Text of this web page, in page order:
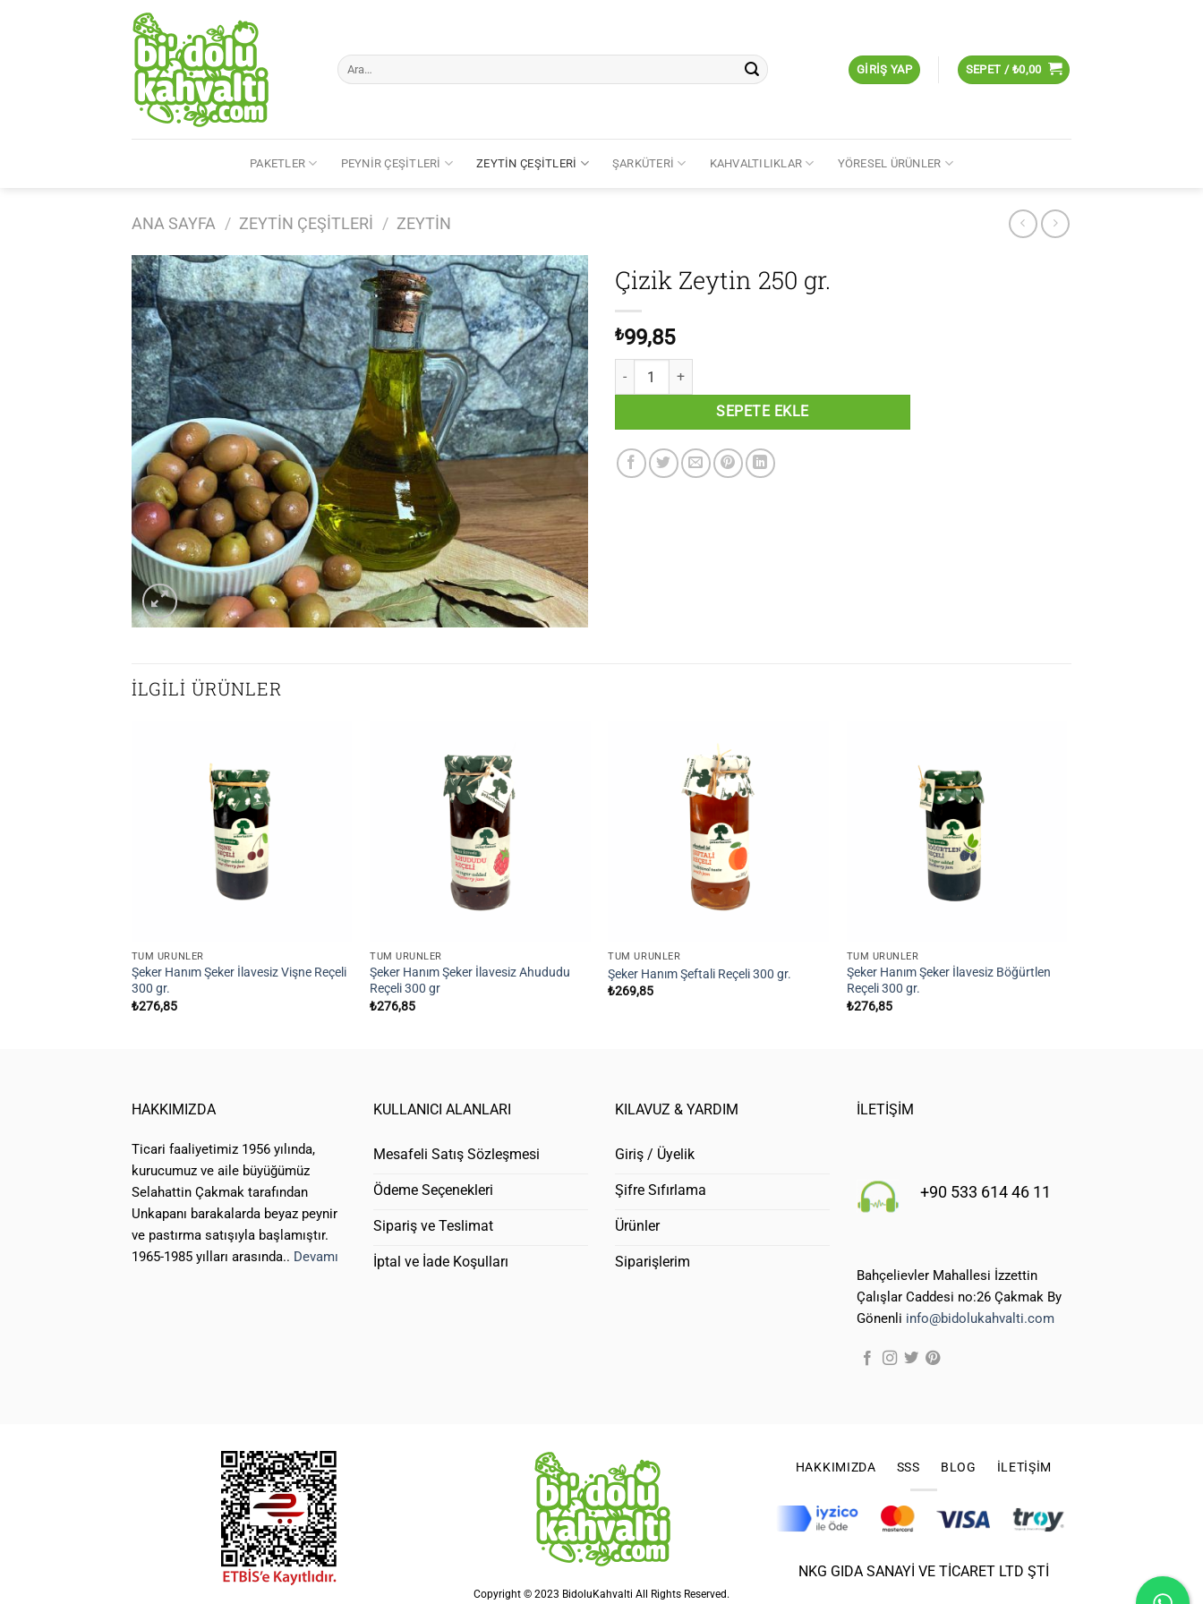
Ara:
GIRIŞ YAP SEPET / ₺0,00
PAKETLER PEYNIR ÇEŞITLERI ZEYTIN ÇEŞITLERI ŞARKÜTERI KAHVALTILIKLAR YÖRESEL ÜRÜNLER
ANA SAYFA / ZEYTIN ÇEŞITLERI / ZEYTIN
Add to
wishlist
Çizik Zeytin 250 gr.
₺99,85
Çizik Zeytin 250 gr. adet
SEPETE EKLE
İLGILI ÜRÜNLER
TÜM ÜRÜNLER
Şeker Hanım Şeker İlavesiz Vişne Reçeli
300 gr.
₺276,85
TÜM ÜRÜNLER
Şeker Hanım Şeker İlavesiz Ahududu
Reçeli 300 gr
₺276,85
TÜM ÜRÜNLER
Şeker Hanım Şeftali Reçeli 300 gr.
₺269,85
TÜM ÜRÜNLER
Şeker Hanım Şeker İlavesiz Böğürtlen
Reçeli 300 gr.
₺276,85
HAKKIMIZDA
Ticari faaliyetimiz 1956 yılında,
kurucumuz ve aile büyüğümüz
Selahattin Çakmak tarafından
Unkapanı barakalarda beyaz peynir
ve pastırma satışıyla başlamıştır.
1965-1985 yılları arasında.. Devamı
KULLANICI ALANLARI
Mesafeli Satış Sözleşmesi
Ödeme Seçenekleri
Sipariş ve Teslimat
İptal ve İade Koşulları
KILAVUZ & YARDIM
Giriş / Üyelik
Şifre Sıfırlama
Ürünler
Siparişlerim
İLETİŞİM
+90 533 614 46 11
Bahçelievler Mahallesi İzzettin
Çalışlar Caddesi no:26 Çakmak By
Gönenli info@bidolukahvalti.com
Copyright © 2023 BidoluKahvalti All Rights Reserved.
HAKKIMIZDA SSS BLOG İLETIŞIM
NKG GIDA SANAYİ VE TİCARET LTD ŞTİ